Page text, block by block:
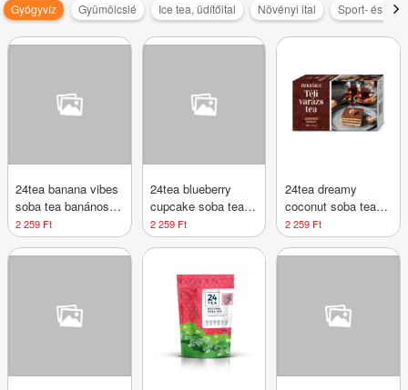
Gyógyvíz
Gyümölcslé Ice tea, üdítőital Növényi ital Sport- és
24tea banana vibes
soba tea banános
hajdina tea 100 g
2 259 Ft
24tea blueberry
cupcake soba tea
áfonyás hajdina tea
100 g
2 259 Ft
24tea dreamy
coconut soba tea
kókuszos hajdina
tea 100 g
2 259 Ft